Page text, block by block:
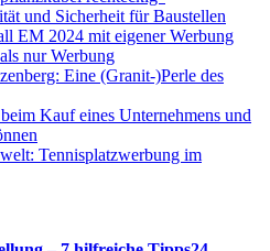
und Sicherheit für Baustellen
EM 2024 mit eigener Werbung
nur Werbung
Eine (Granit-)Perle des
Kauf eines Unternehmens und
Tennisplatzwerbung im